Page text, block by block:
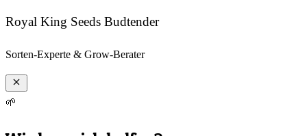
Royal King Seeds Budtender
Sorten-Experte & Grow-Berater
🌱